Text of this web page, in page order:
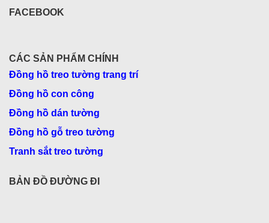
FACEBOOK
CÁC SẢN PHẨM CHÍNH
Đồng hồ treo tường trang trí
Đồng hồ con công
Đồng hồ dán tường
Đồng hồ gỗ treo tường
Tranh sắt treo tường
BẢN ĐỒ ĐƯỜNG ĐI